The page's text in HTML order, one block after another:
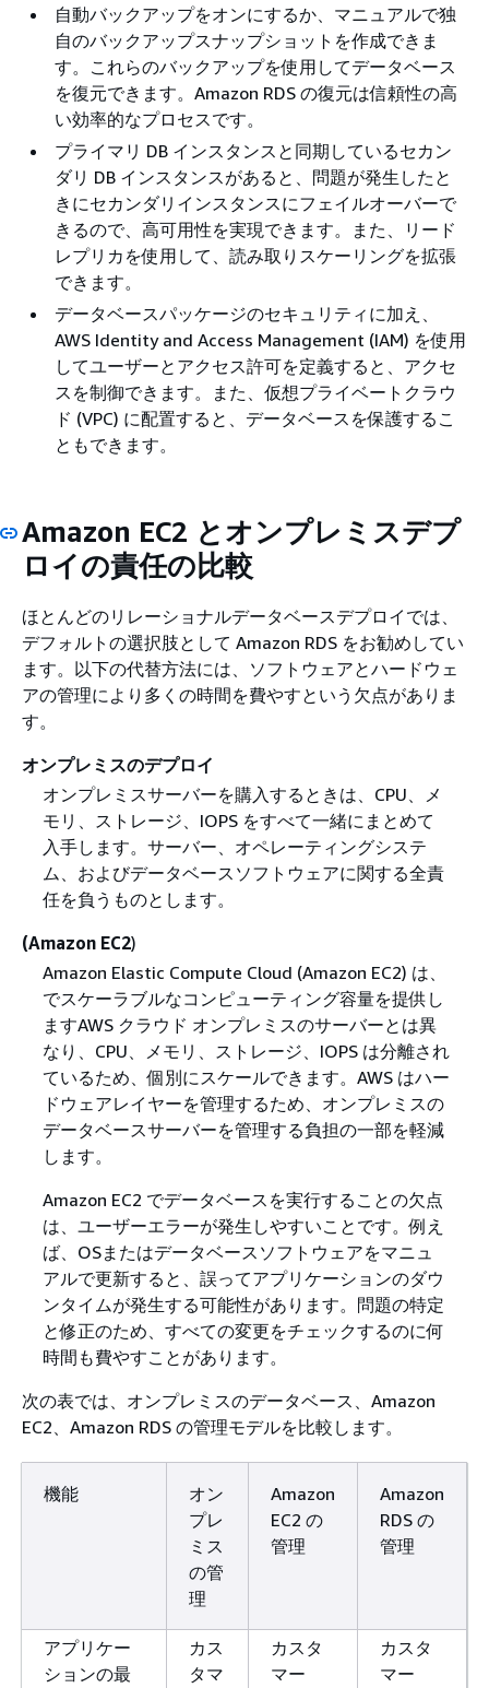
自動バックアップをオンにするか、マニュアルで独
自のバックアップスナップショットを作成できま
す。これらのバックアップを使用してデータベース
を復元できます。Amazon RDS の復元は信頼性の高
い効率的なプロセスです。
プライマリ DB インスタンスと同期しているセカン
ダリ DB インスタンスがあると、問題が発生したと
きにセカンダリインスタンスにフェイルオーバーで
きるので、高可用性を実現できます。また、リード
レプリカを使用して、読み取りスケーリングを拡張
できます。
データベースパッケージのセキュリティに加え、
AWS Identity and Access Management (IAM) を使用
してユーザーとアクセス許可を定義すると、アクセ
スを制御できます。また、仮想プライベートクラウ
ド (VPC) に配置すると、データベースを保護するこ
ともできます。
Amazon EC2 とオンプレミスデプ
ロイの責任の比較
ほとんどのリレーショナルデータベースデプロイでは、
デフォルトの選択肢として Amazon RDS をお勧めしてい
ます。以下の代替方法には、ソフトウェアとハードウェ
アの管理により多くの時間を費やすという欠点がありま
す。
オンプレミスのデプロイ
オンプレミスサーバーを購入するときは、CPU、メ
モリ、ストレージ、IOPS をすべて一緒にまとめて
入手します。サーバー、オペレーティングシステ
ム、およびデータベースソフトウェアに関する全責
任を負うものとします。
(Amazon EC2)
Amazon Elastic Compute Cloud (Amazon EC2) は、
でスケーラブルなコンピューティング容量を提供し
ますAWS クラウド オンプレミスのサーバーとは異
なり、CPU、メモリ、ストレージ、IOPS は分離され
ているため、個別にスケールできます。AWS はハー
ドウェアレイヤーを管理するため、オンプレミスの
データベースサーバーを管理する負担の一部を軽減
します。
Amazon EC2 でデータベースを実行することの欠点
は、ユーザーエラーが発生しやすいことです。例え
ば、OSまたはデータベースソフトウェアをマニュ
アルで更新すると、誤ってアプリケーションのダウ
ンタイムが発生する可能性があります。問題の特定
と修正のため、すべての変更をチェックするのに何
時間も費やすことがあります。
次の表では、オンプレミスのデータベース、Amazon
EC2、Amazon RDS の管理モデルを比較します。
機能
オン
プレ
ミス
の管
理
Amazon
EC2 の
管理
Amazon
RDS の
管理
アプリケー
ションの最
カス
タマ
カスタ
マー
カスタ
マー